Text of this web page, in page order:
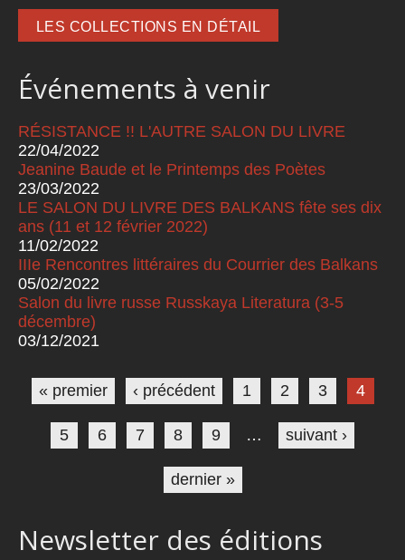
LES COLLECTIONS EN DÉTAIL
Événements à venir
RÉSISTANCE !! L'AUTRE SALON DU LIVRE
22/04/2022
Jeanine Baude et le Printemps des Poètes
23/03/2022
LE SALON DU LIVRE DES BALKANS fête ses dix
ans (11 et 12 février 2022)
11/02/2022
IIIe Rencontres littéraires du Courrier des Balkans
05/02/2022
Salon du livre russe Russkaya Literatura (3-5
décembre)
03/12/2021
Pages
« premier ‹ précédent 1 2 3 4
5 6 7 8 9 … suivant ›
dernier »
Newsletter des éditions